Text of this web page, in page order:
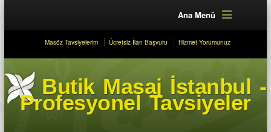
Ana Menü
Masöz Tavsiyelerim Ücretsiz İlan Başvuru Hizmet Yorumunuz
Butik Masaj İstanbul -
Profesyonel Tavsiyeler